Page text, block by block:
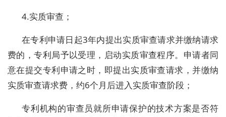
4.实质审查；
在专利申请日起3年内提出实质审查请求并缴纳请求
费的，专利局予以受理，启动实质审查程序。申请者同
意在提交专利申请之时，即提出实质审查请求，并缴纳
实质审查请求费，约6个月后进入实质审查阶段；
专利机构的审查员就所申请保护的技术方案是否符